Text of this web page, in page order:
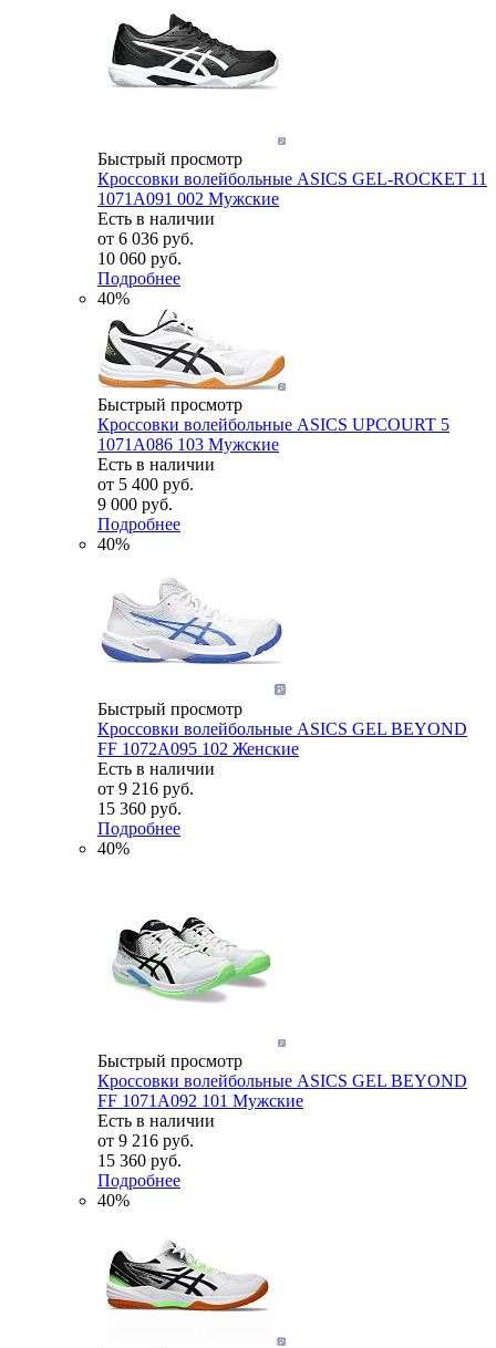
Быстрый просмотр
Кроссовки волейбольные ASICS GEL-ROCKET 11
1071A091 002 Мужские
Есть в наличии
от 6 036 руб.
10 060 руб.
Подробнее
40%
Быстрый просмотр
Кроссовки волейбольные ASICS UPCOURT 5
1071A086 103 Мужские
Есть в наличии
от 5 400 руб.
9 000 руб.
Подробнее
40%
Быстрый просмотр
Кроссовки волейбольные ASICS GEL BEYOND
FF 1072A095 102 Женские
Есть в наличии
от 9 216 руб.
15 360 руб.
Подробнее
40%
Быстрый просмотр
Кроссовки волейбольные ASICS GEL BEYOND
FF 1071A092 101 Мужские
Есть в наличии
от 9 216 руб.
15 360 руб.
Подробнее
40%